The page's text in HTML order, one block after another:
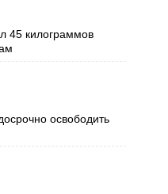
45 килограммов
освободить